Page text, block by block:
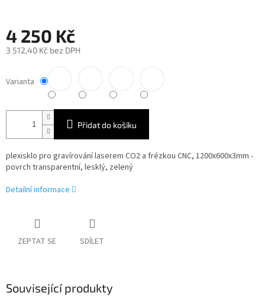
4 250 Kč
3 512,40 Kč bez DPH
cena:
Varianta
Přidat do košíku
plexisklo pro gravírování laserem CO2 a frézkou CNC, 1200x600x3mm -
povrch transparentní, lesklý, zelený
Detailní informace
ZEPTAT SE SDÍLET
Související produkty